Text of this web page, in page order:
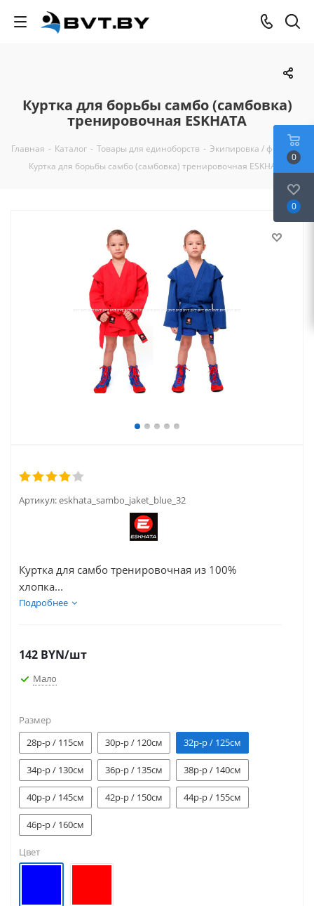
Куртка для борьбы самбо (самбовка)
тренировочная ESKHATA
Главная - Каталог - Товары для единоборств - Экипировка / форма -
Куртка для борьбы самбо (самбовка) тренировочная ESKHATA
Артикул:eskhata_sambo_jaket_blue_32
Куртка для самбо тренировочная из 100%
хлопка...
Подробнее
142 BYN/шт
Мало
Размер
28р-р / 115см
30р-р / 120см 32р-р / 125см
34р-р / 130см 36р-р / 135см 38р-р / 140см
40р-р / 145см 42р-р / 150см 44р-р / 155см
46р-р / 160см
Цвет
0
0